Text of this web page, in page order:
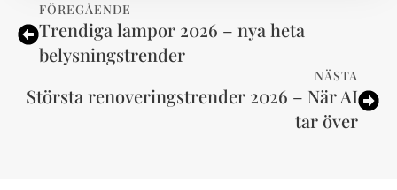
FÖREGÅENDE
Trendiga lampor 2026 – nya heta
belysningstrender
NÄSTA
Största renoveringstrender 2026 – När AI
tar över